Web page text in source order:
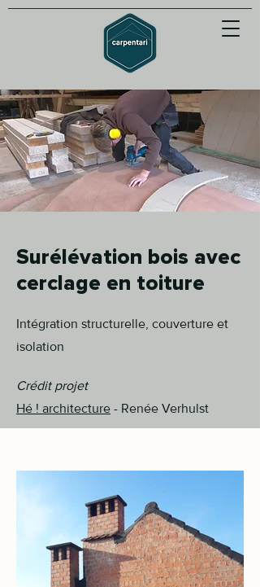
Surélévation bois avec
cerclage en toiture
Intégration structurelle, couverture et
isolation
Crédit projet
Hé ! architecture - Renée Verhulst